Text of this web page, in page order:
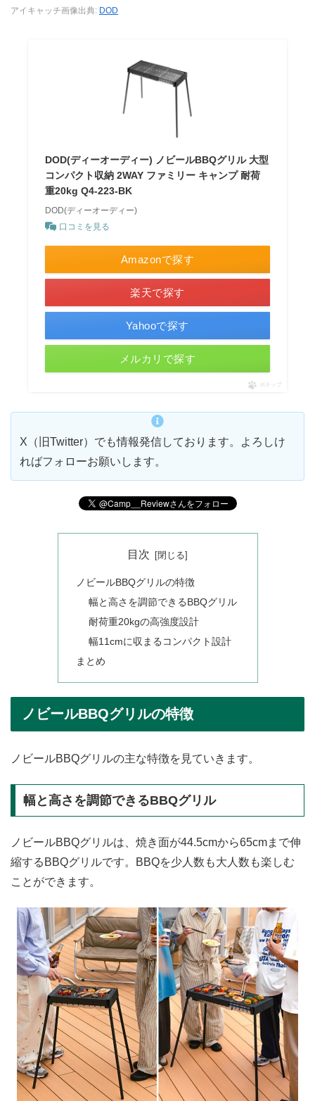
アイキャッチ画像出典: DOD
DOD(ディーオーディー) ノビールBBQグリル 大型
コンパクト収納 2WAY ファミリー キャンプ 耐荷
重20kg Q4-223-BK
DOD(ディーオーディー)
口コミを見る
Amazonで探す
楽天で探す
Yahooで探す
メルカリで探す
ポチップ
X（旧Twitter）でも情報発信しております。よろしけ
ればフォローお願いします。
目次
ノビールBBQグリルの特徴
幅と高さを調節できるBBQグリル
耐荷重20kgの高強度設計
幅11cmに収まるコンパクト設計
まとめ
ノビールBBQグリルの特徴
ノビールBBQグリルの主な特徴を見ていきます。
幅と高さを調節できるBBQグリル
ノビールBBQグリルは、焼き面が44.5cmから65cmまで伸
縮するBBQグリルです。BBQを少人数も大人数も楽しむ
ことができます。